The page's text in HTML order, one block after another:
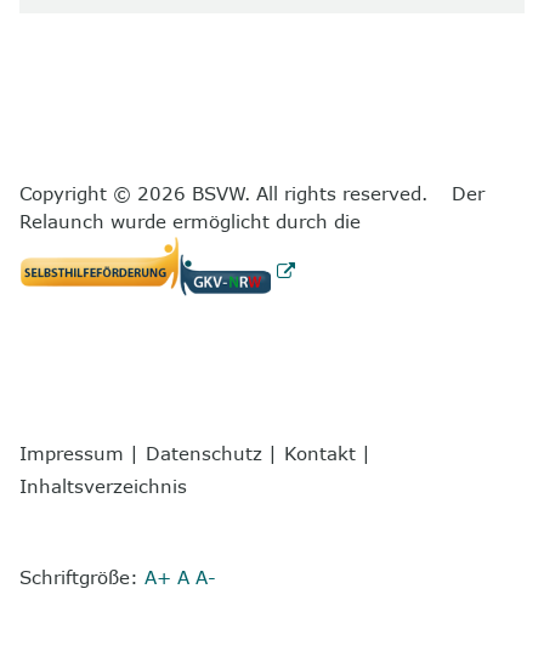
Copyright © 2026 BSVW. All rights reserved. Der
Relaunch wurde ermöglicht durch die
Impressum | Datenschutz | Kontakt |
Inhaltsverzeichnis
Schriftgröße: A+ A A-